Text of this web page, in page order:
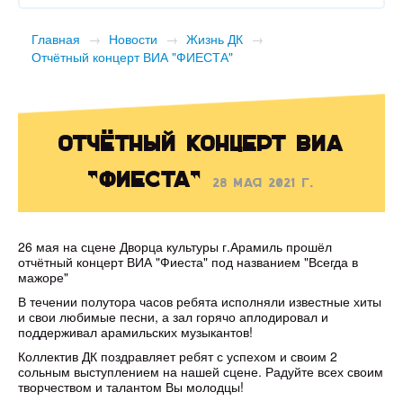
Главная → Новости → Жизнь ДК →
Отчётный концерт ВИА "ФИЕСТА"
Отчётный концерт ВИА
"ФИЕСТА"
28 мая 2021 г.
26 мая на сцене Дворца культуры г.Арамиль прошёл
отчётный концерт ВИА "Фиеста" под названием "Всегда в
мажоре"
В течении полутора часов ребята исполняли известные хиты
и свои любимые песни, а зал горячо аплодировал и
поддерживал арамильских музыкантов!
Коллектив ДК поздравляет ребят с успехом и своим 2
сольным выступлением на нашей сцене. Радуйте всех своим
творчеством и талантом Вы молодцы!